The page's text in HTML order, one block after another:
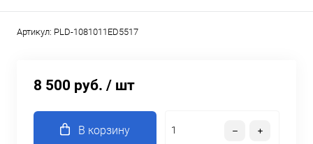
Артикул: PLD-1081011ED5517
8 500 руб. / шт
В корзину